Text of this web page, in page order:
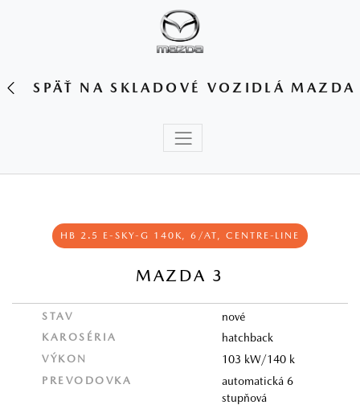
SPÄŤ NA SKLADOVÉ VOZIDLÁ MAZDA
HB 2.5 E-SKY-G 140K, 6/AT, CENTRE-LINE
MAZDA 3
STAV nové
KAROSÉRIA hatchback
VÝKON 103 kW/140 k
PREVODOVKA
automatická 6
stupňová